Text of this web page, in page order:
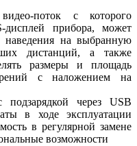
поток с которого
дисплей прибора, может
наведения на выбранную
дистанций, а также
размеры и площадь
с наложением на
подзарядкой через USB
в ходе эксплуатации
в регулярной замене
возможности